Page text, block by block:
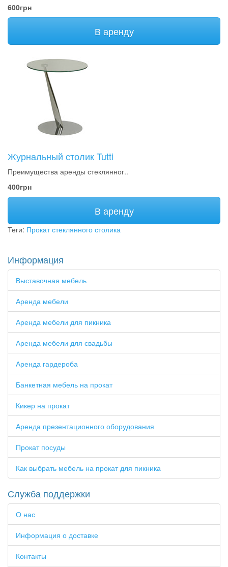
600грн
В аренду
Журнальный столик Tutti
Преимущества аренды стеклянног..
400грн
В аренду
Теги: Прокат стеклянного столика
Информация
Выставочная мебель
Аренда мебели
Аренда мебели для пикника
Аренда мебели для свадьбы
Аренда гардероба
Банкетная мебель на прокат
Кикер на прокат
Аренда презентационного оборудования
Прокат посуды
Как выбрать мебель на прокат для пикника
Служба поддержки
О нас
Информация о доставке
Контакты